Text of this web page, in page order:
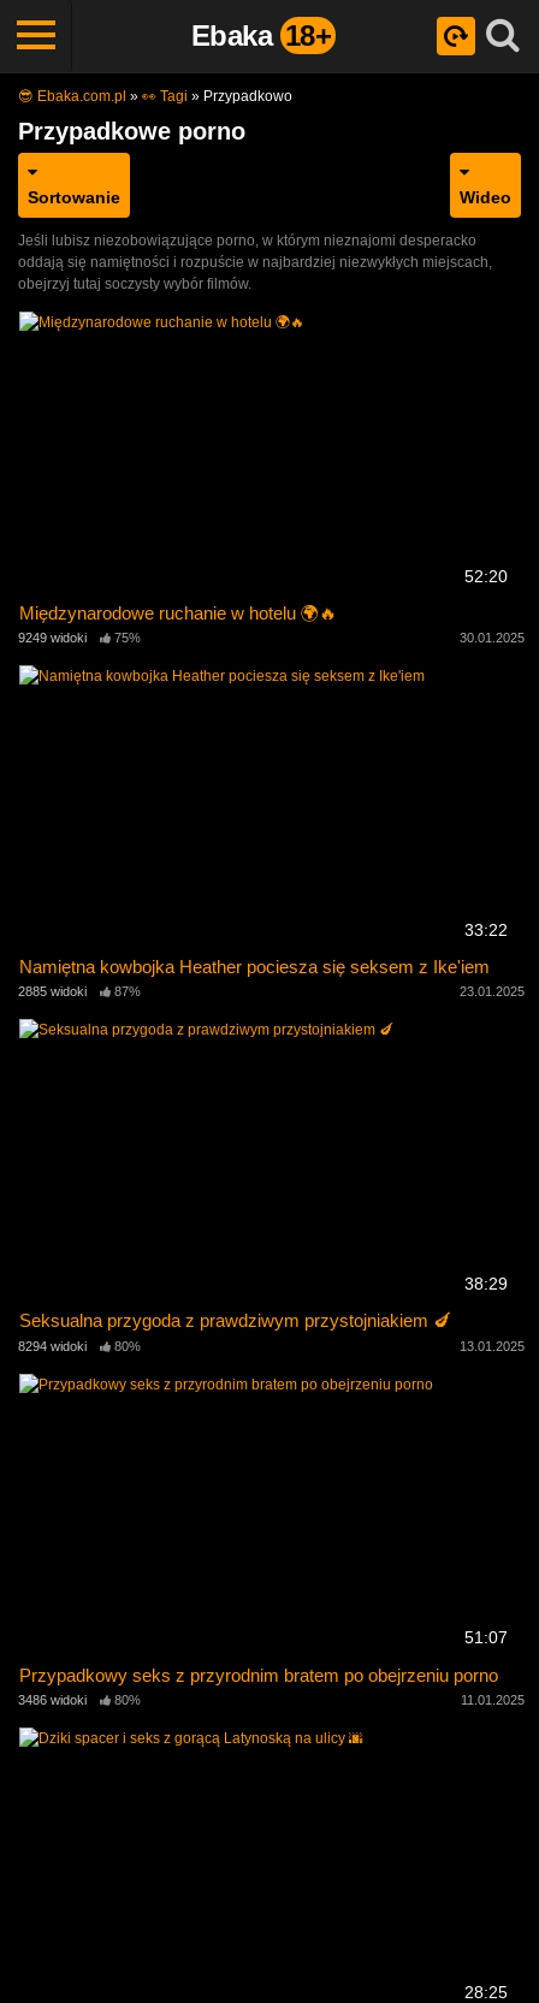
Ebaka 18+
😎 Ebaka.com.pl » 👀 Tagi » Przypadkowo
Przypadkowe porno
Sortowanie Wideo
Jeśli lubisz niezobowiązujące porno, w którym nieznajomi desperacko
oddają się namiętności i rozpuście w najbardziej niezwykłych miejscach,
obejrzyj tutaj soczysty wybór filmów.
52:20
Międzynarodowe ruchanie w hotelu 🌍🔥
9249 widoki 75% 30.01.2025
33:22
Namiętna kowbojka Heather pociesza się seksem z Ike'iem
2885 widoki 87% 23.01.2025
38:29
Seksualna przygoda z prawdziwym przystojniakiem 🍆
8294 widoki 80% 13.01.2025
51:07
Przypadkowy seks z przyrodnim bratem po obejrzeniu porno
3486 widoki 80% 11.01.2025
28:25